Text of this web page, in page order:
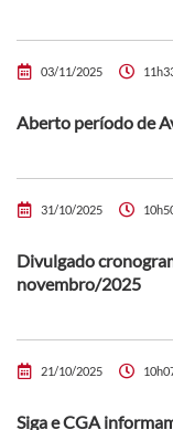
03/11/2025
Aberto período de
31/10/2025
Divulgado
novembro/2025
21/10/2025
Siga e CGA